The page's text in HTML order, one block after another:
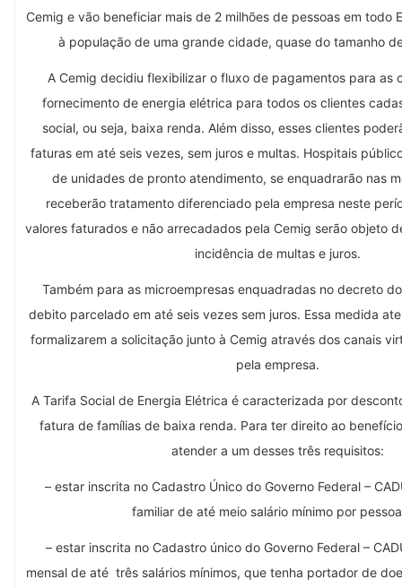
Cemig e vão beneficiar mais de 2 milhões de pessoas em todo
à população de uma grande cidade, quase do tamanho
A Cemig decidiu flexibilizar o fluxo de pagamentos para as
fornecimento de energia elétrica para todos os clientes
social, ou seja, baixa renda. Além disso, esses clientes
faturas em até seis vezes, sem juros e multas. Hospitais
de unidades de pronto atendimento, se enquadrarão nas
receberão tratamento diferenciado pela empresa neste
valores faturados e não arrecadados pela Cemig serão objeto
incidência de multas e juros.
Também para as microempresas enquadradas no decreto
debito parcelado em até seis vezes sem juros. Essa medida
formalizarem a solicitação junto à Cemig através dos canais
pela empresa.
A Tarifa Social de Energia Elétrica é caracterizada por
fatura de famílias de baixa renda. Para ter direito ao
atender a um desses três requisitos:
– estar inscrita no Cadastro Único do Governo Federal –
familiar de até meio salário mínimo por
– estar inscrita no Cadastro único do Governo Federal –
mensal de até três salários mínimos, que tenha portador de